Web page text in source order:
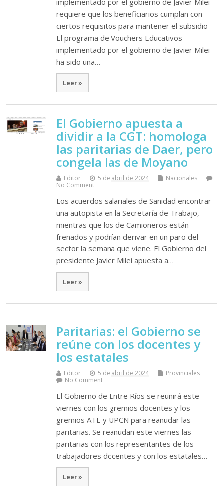
requiere que los beneficiarios cumplan con
ciertos requisitos para mantener el subsidio
El programa de Vouchers Educativos
implementado por el gobierno de Javier Milei
ha sido una…
Leer »
El Gobierno apuesta a
dividir a la CGT: homologa
las paritarias de Daer, pero
congela las de Moyano
Editor 5 de abril de 2024
Nacionales
No Comment
Los acuerdos salariales de Sanidad encontrar
una autopista en la Secretaría de Trabajo,
mientras que los de Camioneros están
frenados y podrían derivar en un paro del
sector la semana que viene. El Gobierno del
presidente Javier Milei apuesta a…
Leer »
Paritarias: el Gobierno se
reúne con los docentes y
los estatales
Editor 5 de abril de 2024
Provinciales
No Comment
El Gobierno de Entre Ríos se reunirá este
viernes con los gremios docentes y los
gremios ATE y UPCN para reanudar las
paritarias. Se reanudan este viernes las
paritarias con los representantes de los
trabajadores docentes y con los estatales…
Leer »